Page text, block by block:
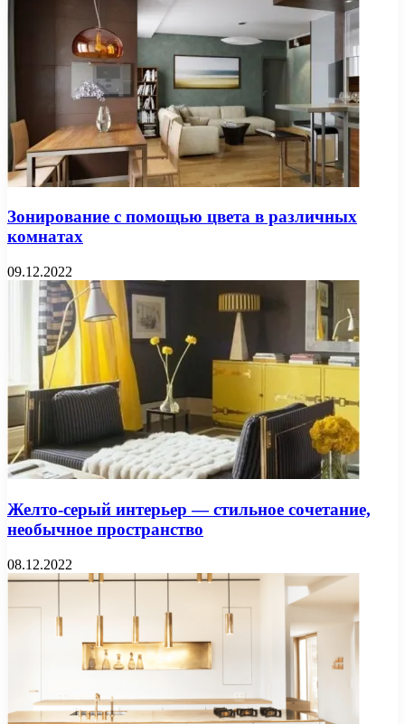
Зонирование с помощью цвета в различных
комнатах
09.12.2022
Желто-серый интерьер — стильное сочетание,
необычное пространство
08.12.2022